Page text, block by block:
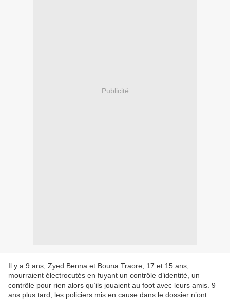
Publicité
Il y a 9 ans, Zyed Benna et Bouna Traore, 17 et 15 ans,
mourraient électrocutés en fuyant un contrôle d’identité, un
contrôle pour rien alors qu’ils jouaient au foot avec leurs amis. 9
ans plus tard, les policiers mis en cause dans le dossier n’ont